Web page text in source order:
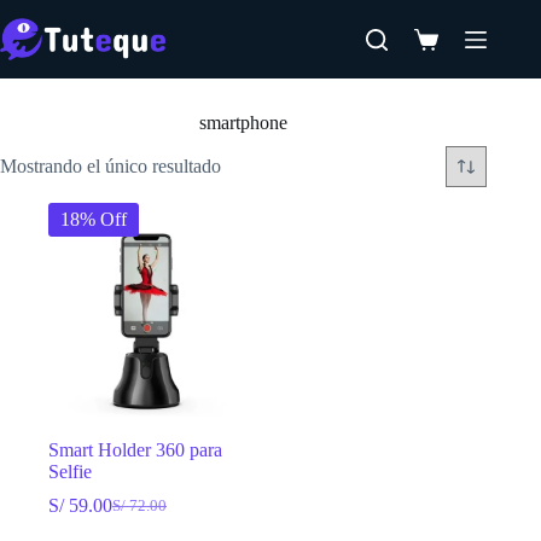
al
contenido
Carro
smartphone
Mostrando el único resultado
18% Off
Smart Holder 360 para
Selfie
S/72.00
El
S/59.00El